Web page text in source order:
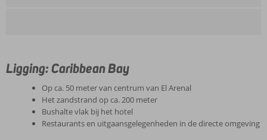
Ligging: Caribbean Bay
Op ca. 50 meter van centrum van El Arenal
Het zandstrand op ca. 200 meter
Bushalte vlak bij het hotel
Restaurants en uitgaansgelegenheden in de directe omgeving